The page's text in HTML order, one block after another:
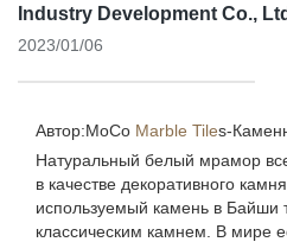
Industry Development Co.,
2023/01/06
Автор:MoCo Marble Tiles-
Натуральный белый мрамор
в качестве декоративного
используемый камень в Байши
классическим камнем. В мире